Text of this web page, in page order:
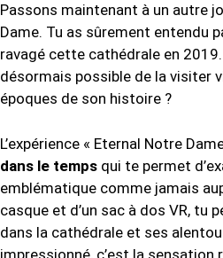
Passons maintenant à un autre
Dame. Tu as sûrement entendu
ravagé cette cathédrale en
désormais possible de la visiter
époques de son histoire ?
L’expérience « Eternal Notre
dans le temps qui te permet
emblématique comme jamais
casque et d’un sac à dos VR, tu
dans la cathédrale et ses
impressionné, c’est la